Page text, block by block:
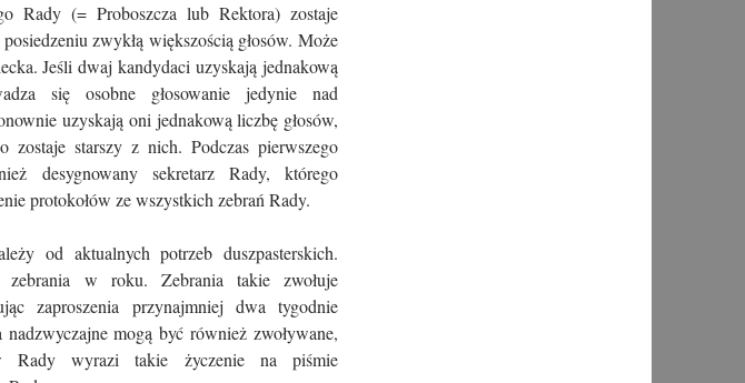
Rady (= Proboszcza lub Rektora) zostaje
zwykłą większością głosów. Może
Jeśli dwaj kandydaci uzyskają jednakową
się osobne głosowanie jedynie nad
uzyskają oni jednakową liczbę głosów,
zostaje starszy z nich. Podczas pierwszego
desygnowany sekretarz Rady, którego
protokołów ze wszystkich zebrań Rady.
od aktualnych potrzeb duszpasterskich.
w roku. Zebrania takie zwołuje
zaproszenia przynajmniej dwa tygodnie
mogą być również zwoływane,
Rady wyrazi takie życzenie na piśmie